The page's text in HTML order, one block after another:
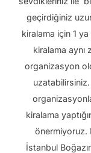
geçirdiğiniz
kiralama için 1
kiralama aynı
organizasyon
uzatabilirsiniz.
kiralama
önermiyoruz.
İstanbul